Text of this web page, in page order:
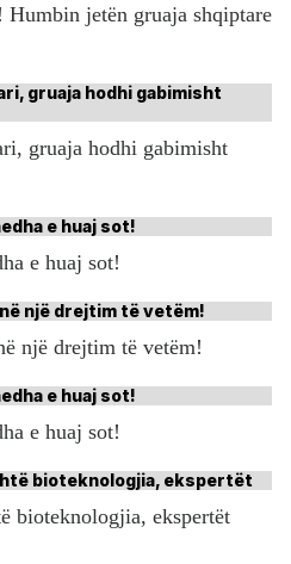
jetën gruaja shqiptare
gruaja hodhi gabimisht
e huaj sot!
një drejtim të vetëm!
e huaj sot!
bioteknologjia, ekspertët